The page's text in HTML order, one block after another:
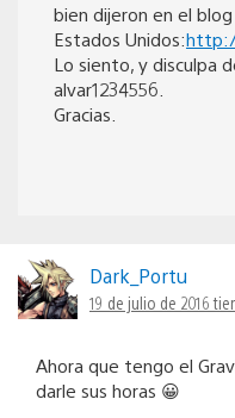
bien dijeron en el
Estados Unidos:
Lo siento, y disculpa
alvar1234556.
Gracias.
Dark_Portu
19 de julio de 2016
Ahora que tengo el
darle sus horas 😀